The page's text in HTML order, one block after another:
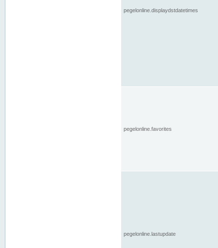
pegelonline.displaydstdatetimes
pegelonline.favorites
pegelonline.lastupdate